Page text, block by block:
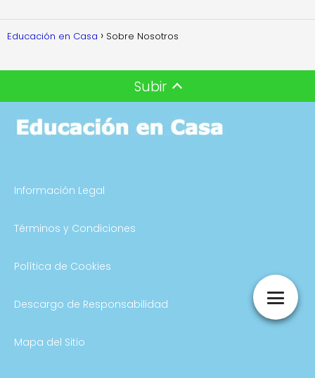
Educación en Casa Sobre Nosotros
Subir
Información Legal
Términos y Condiciones
Política de Cookies
Descargo de Responsabilidad
Mapa del Sitio